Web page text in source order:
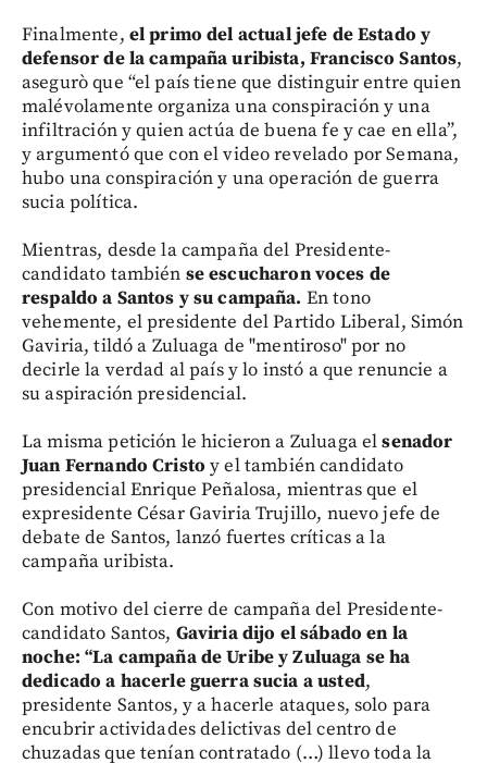
Finalmente, el primo del actual jefe de Estado y
defensor de la campaña uribista, Francisco Santos,
asegurò que “el país tiene que distinguir entre quien
malévolamente organiza una conspiración y una
infiltración y quien actúa de buena fe y cae en ella”,
y argumentó que con el video revelado por Semana,
hubo una conspiración y una operación de guerra
sucia política.
Mientras, desde la campaña del Presidente-
candidato también se escucharon voces de
respaldo a Santos y su campaña. En tono
vehemente, el presidente del Partido Liberal, Simón
Gaviria, tildó a Zuluaga de "mentiroso" por no
decirle la verdad al país y lo instó a que renuncie a
su aspiración presidencial.
La misma petición le hicieron a Zuluaga elsenador
Juan Fernando Cristo y el también candidato
presidencial Enrique Peñalosa, mientras que el
expresidente César Gaviria Trujillo, nuevo jefe de
debate de Santos, lanzó fuertes críticas a la
campaña uribista.
Con motivo del cierre de campaña del Presidente-
candidato Santos, Gaviria dijo el sábado en la
noche: “La campaña de Uribe y Zuluaga se ha
dedicado a hacerle guerra sucia a usted,
presidente Santos, y a hacerle ataques, solo para
encubrir actividades delictivas del centro de
chuzadas que tenían contratado (…) llevo toda la